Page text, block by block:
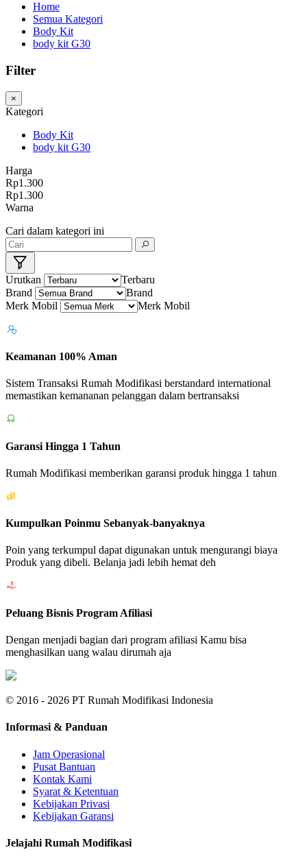
Home
Semua Kategori
Body Kit
body kit G30
Filter
×
Kategori
Body Kit
body kit G30
Harga
Rp1.300
Rp1.300
Warna
Cari dalam kategori ini
Urutkan
Terbaru
Brand
Brand
Merk Mobil
Merk Mobil
Keamanan 100% Aman
Sistem Transaksi Rumah Modifikasi berstandard international
memastikan kemananan pelanggan dalam bertransaksi
Garansi Hingga 1 Tahun
Rumah Modifikasi memberikan garansi produk hingga 1 tahun
Kumpulkan Poinmu Sebanyak-banyaknya
Poin yang terkumpul dapat digunakan untuk mengurangi biaya
Produk yang dibeli. Belanja jadi lebih hemat deh
Peluang Bisnis Program Afiliasi
Dengan menjadi bagian dari program afiliasi Kamu bisa
menghasilkan uang walau dirumah aja
© 2016 - 2026 PT Rumah Modifikasi Indonesia
Informasi & Panduan
Jam Operasional
Pusat Bantuan
Kontak Kami
Syarat & Ketentuan
Kebijakan Privasi
Kebijakan Garansi
Jelajahi Rumah Modifikasi